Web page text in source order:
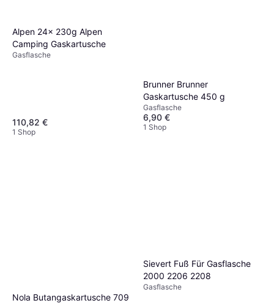
Alpen 24x 230g Alpen
Camping Gaskartusche
Gasflasche
110,82 €
1 Shop
Brunner Brunner
Gaskartusche 450 g
Gasflasche
6,90 €
1 Shop
Nola Butangaskartusche 709
Sievert Fuß Für Gasflasche
2000 2206 2208
Gasflasche